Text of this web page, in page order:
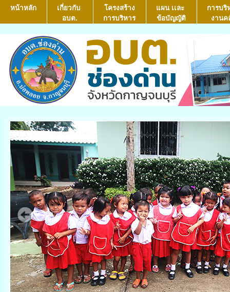
หน้าหลัก
เกี่ยวกับ
อบต.
โครงสร้าง
การบริหาร
แผน เเละ
ข้อบัญญัติ
การบริ
งานค